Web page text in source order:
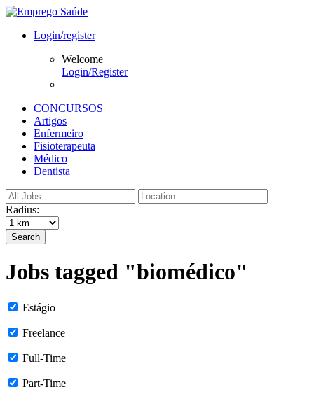
Login/register
Welcome
Login/Register
CONCURSOS
Artigos
Enfermeiro
Fisioterapeuta
Médico
Dentista
Radius:
Search
Jobs tagged "biomédico"
Estágio
Freelance
Full-Time
Part-Time